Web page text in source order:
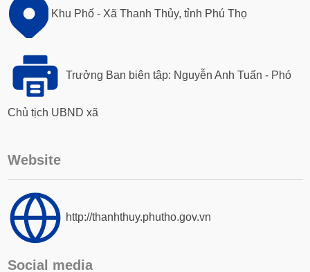
Khu Phố - Xã Thanh Thủy, tỉnh Phú Thọ
Trưởng Ban biên tập: Nguyễn Anh Tuấn - Phó
Chủ tịch UBND xã
Website
http://thanhthuy.phutho.gov.vn
Social media